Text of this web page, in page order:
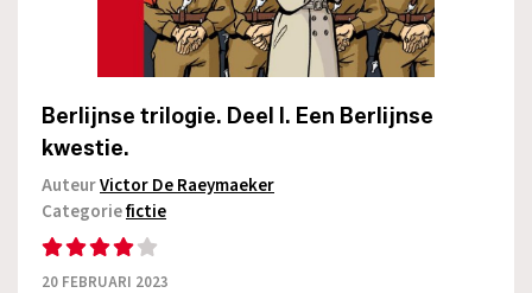
Berlijnse trilogie. Deel I. Een Berlijnse
kwestie.
AuteurVictor De Raeymaeker
Categoriefictie
20 FEBRUARI 2023